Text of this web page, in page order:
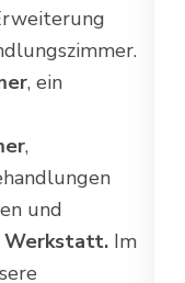
, ein
,
und
Werkstatt. Im